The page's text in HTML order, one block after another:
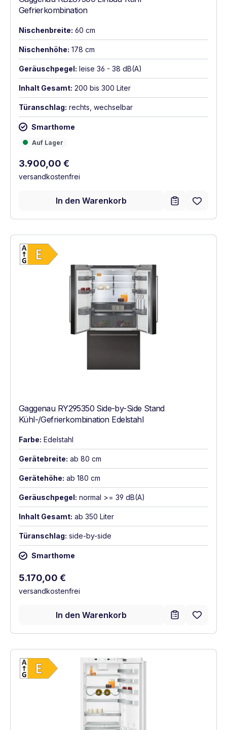
Gefrierkombination
Nischenbreite: 60 cm
Nischenhöhe: 178 cm
Geräuschpegel: leise 36 - 38 dB(A)
Inhalt Gesamt: 200 bis 300 Liter
Türanschlag: rechts, wechselbar
Smarthome
Auf Lager
Auf Lager
Regulärer Preis:
3.900,00 €
versandkostenfrei
In den Warenkorb
Gaggenau RY295350 Side-by-Side Stand
Kühl-/Gefrierkombination Edelstahl
Farbe: Edelstahl
Gerätebreite: ab 80 cm
Gerätehöhe: ab 180 cm
Geräuschpegel: normal >= 39 dB(A)
Inhalt Gesamt: ab 350 Liter
Türanschlag: side-by-side
Smarthome
Regulärer Preis:
5.170,00 €
versandkostenfrei
In den Warenkorb
Vollständiges Energielabel anzeigen
Energieklasse E. Höchste bis niedrigste